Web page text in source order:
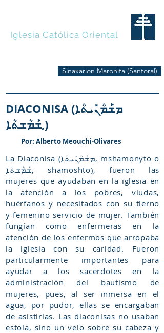
Iglesia Católica Oriental
Sinaxarion Maronita (Santoral)
DIACONISA (ܡܫܰܡܳܢܺܝܬܳܐ
,ܫܰܡܳܫܬܳܐ)
Por: Alberto Meouchi-Olivares
La Diaconisa (ܡܫܰܡܳܢܺܝܬܳܐ, mshamonyto o
ܫܰܡܳܫܬܳܐ, shamoshto), fueron las
mujeres que ayudaban en la iglesia en
la atención a los pobres, viudas,
huérfanos y necesitados con su tierno
y femenino servicio de mujer. También
fungían como enfermeras en la
atención de los enfermos que arropaba
la iglesia con su caridad. Fueron
particularmente importantes para
ayudar a los sacerdotes en la
administración del bautismo de
mujeres, pues, al ser inmersa en el
agua, por pudor, ellas se encargaban
de asistirlas. Las diaconisas no usaban
estola, sino un velo sobre su cabeza y